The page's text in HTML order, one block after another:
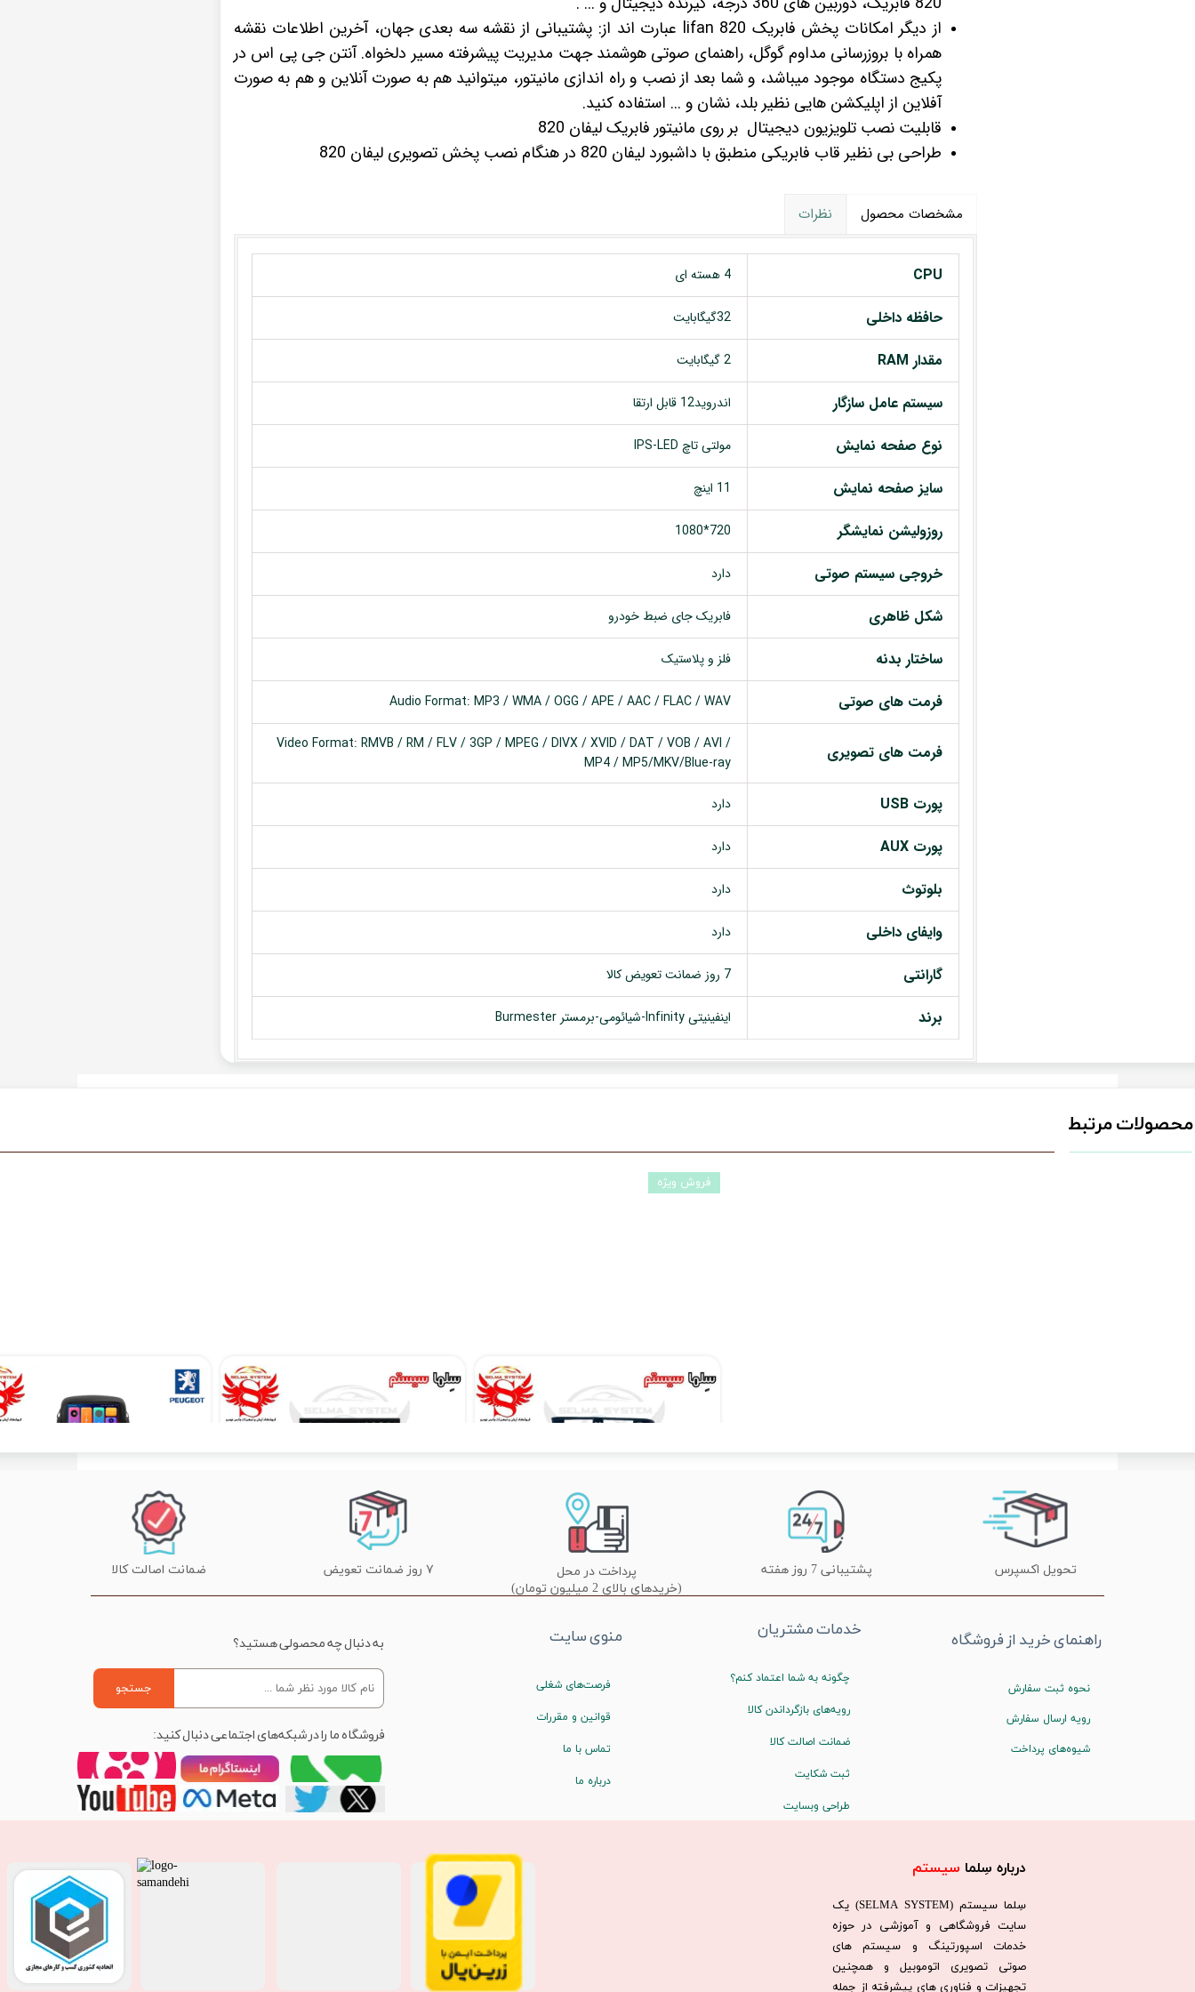
از دیگر امکانات پخش فابریک lifan 820 عبارت اند از: پشتیبانی از نقشه سه بعدی جهان، آخرین اطلاعات نقشه
همراه با بروزرسانی مداوم گوگل، راهنمای صوتی هوشمند جهت مدیریت پیشرفته مسیر دلخواه. آنتن جی پی اس در
پکیج دستگاه موجود میباشد، و شما بعد از نصب و راه اندازی مانیتور، میتوانید هم به صورت آنلاین و هم به صورت
آفلاین از اپلیکشن هایی نظیر بلد، نشان و ... استفاده کنید.
قابلیت نصب تلویزیون دیجیتال بر روی مانیتور فابریک لیفان 820
طراحی بی نظیر قاب فابریکی منطبق با داشبورد لیفان 820 در هنگام نصب پخش تصویری لیفان 820
مشخصات محصول نظرات
CPU 4 هسته ای
حافظه داخلی 32گیگابایت
مقدار RAM 2 گیگابایت
سیستم عامل سازگار اندروید12 قابل ارتقا
نوع صفحه نمایش مولتی تاچ IPS-LED
سایز صفحه نمایش 11 اینچ
روزولیشن نمایشگر 720*1080
خروجی سیستم صوتی دارد
شکل ظاهری فابریک جای ضبط خودرو
ساختار بدنه فلز و پلاستیک
فرمت های صوتی Audio Format: MP3 / WMA / OGG / APE / AAC / FLAC / WAV
فرمت های تصویری
Video Format: RMVB / RM / FLV / 3GP / MPEG / DIVX / XVID / DAT / VOB / AVI /
MP4 / MP5/MKV/Blue-ray
پورت USB دارد
پورت AUX دارد
بلوتوث دارد
وایفای داخلی دارد
گارانتی 7 روز ضمانت تعویض کالا
برند اینفینیتی Infinity-شیائومی-برمستر Burmester
محصولات مرتبط
مانیتور فابریک اندروید مدل 7 اینچ پژو 207
۱۳,۵۱۰,۲۰۰ تومان
مانیتور اندروید 7 اینچ یونیورسال برند ویستا مدل TSX 2032
۱۷,۸۹۰,۰۰۰ تومان
مانیتور فابریک اندروید تارا Taraبرند ویستا مدل MTX 1032
۱۴,۸۹۰,۰۰۰ تومان
فروش ویژه
درباره سِلما سیستم​​​​​​​
سِلما سيستم (SELMA SYSTEM) یک
سایت فروشگاهی و آموزشی در حوزه
خدمات اسپورتینگ و سیستم های
صوتی تصویری اتوموبیل و همچنین
تجهیزات و فناوری های پیشرفته از جمله
تحویل اکسپرس پشتیبانی 7 روز هفته
پرداخت در محل
(خریدهای بالای 2 میلیون تومان)
۷ روز ضمانت تعویض ضمانت اصالت کالا
راهنمای خرید از فروشگاه
نحوه ثبت سفارش
رویه ارسال سفارش
شیوه‌های پرداخت
خدمات مشتریان
چگونه به شما اعتماد کنم؟
رویه‌های بازگرداندن کالا
ضمانت اصالت کالا
ثبت شکایت
طراحی وبسایت
منوی سایت
فرصت‌های شغلی
قوانین و مقررات
تماس با ما
درباره ما
به دنبال چه محصولی هستید؟
جستجو
فروشگاه ما را در شبکه‌های اجتماعی دنبال کنید: